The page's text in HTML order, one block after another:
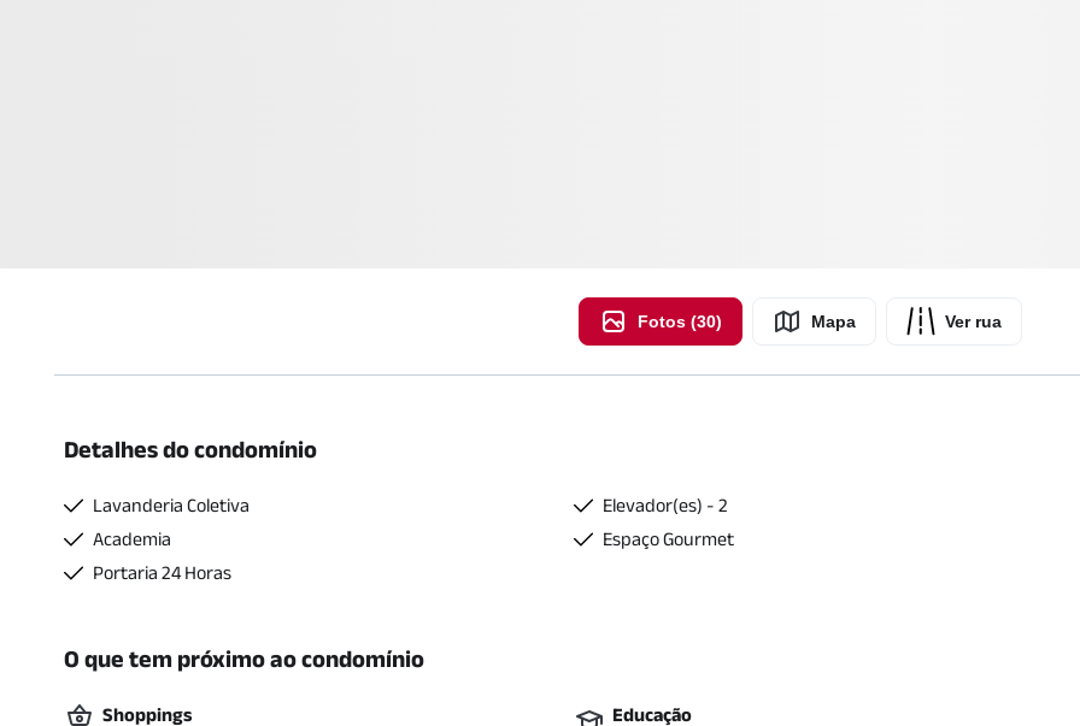
Fotos (30) Mapa Ver rua
Detalhes do condomínio
Lavanderia Coletiva
Elevador(es) - 2
Academia
Espaço Gourmet
Portaria 24 Horas
O que tem próximo ao condomínio
Shoppings
Educação